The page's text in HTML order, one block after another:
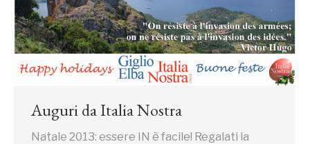
Auguri da Italia Nostra
Natale 2013: essere IN è facile! Regalati la